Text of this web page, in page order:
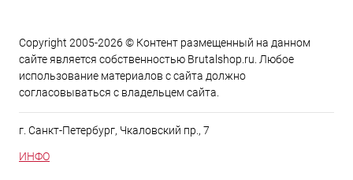
Copyright 2005-2026 © Контент размещенный на данном
сайте является cобственностью Brutalshop.ru. Любое
использование материалов с сайта должно
согласовываться с владельцем сайта.
г. Санкт-Петербург, Чкаловский пр., 7
ИНФО